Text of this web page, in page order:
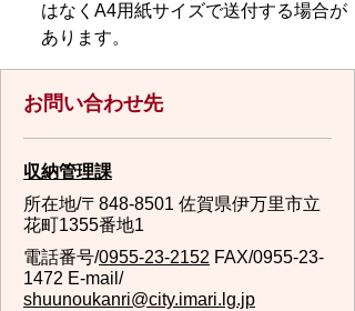
はなくA4用紙サイズで送付する場合が
あります。
お問い合わせ先
収納管理課
所在地/〒848-8501 佐賀県伊万里市立
花町1355番地1
電話番号/0955-23-2152 FAX/0955-23-
1472 E-mail/
shuunoukanri@city.imari.lg.jp